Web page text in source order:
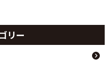
リー